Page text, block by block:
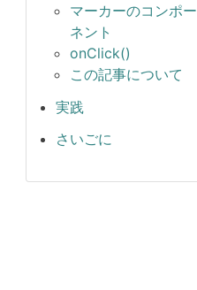
マーカーのコンポー
ネント
onClick()
この記事について
実践
さいごに